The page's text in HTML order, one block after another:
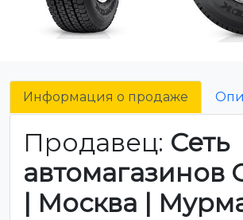
Информация о продаже
Продавец: Сеть
автомагазинов
| Москва |